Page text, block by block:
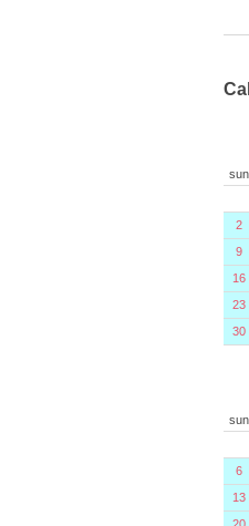
sun
2
9
16
23
30
sun
6
13